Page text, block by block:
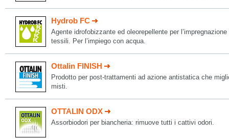
Hydrob FC
Agente idrofobizzante ed oleorepellente per
tessili. Per l’impiego con acqua.
Ottalin FINISH
Prodotto per post-trattamenti ad azione antistatica che
misti.
OTTALIN ODX
Assorbiodori per biancheria: rimuove tutti i cattivi odori.